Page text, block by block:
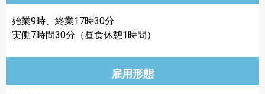
始業9時、終業17時30分
実働7時間30分（昼食休憩1時間）
雇用形態